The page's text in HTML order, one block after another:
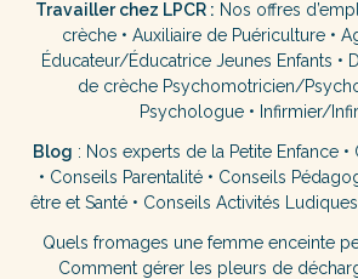
Travailler chez LPCR : Nos offres
crèche• Auxiliaire de Puériculture•
Éducateur/Éducatrice Jeunes Enfants •
de crèche Psychomotricien/
Psychologue • Infirmier/
Blog : Nos experts de la Petite Enfance •
• Conseils Parentalité• Conseils
être et Santé• Conseils Activités Ludiques
Quels fromages une femme enceinte
Comment gérer les pleurs de